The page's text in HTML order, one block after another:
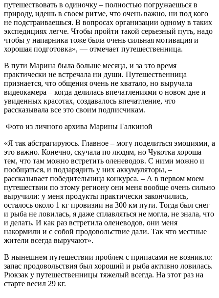
путешествовать в одиночку – полностью погружаешься в
природу, идешь в своем ритме, что очень важно, ни под кого
не подстраиваешься. В вопросах организации одному в таких
экспедициях легче. Чтобы пройти такой серьезный путь, надо
чтобы у напарника тоже была очень сильная мотивация и
хорошая подготовка», — отмечает путешественница.
В пути Марина была больше месяца, и за это время
практически не встречала ни души. Путешественница
признается, что общения очень не хватало, но выручала
видеокамера – когда делилась впечатлениями о новом дне и
увиденных красотах, создавалось впечатление, что
рассказывала все это своим подписчикам.
Фото из личного архива Марины Галкиной
«Я так абстрагируюсь. Главное – могу поделиться эмоциями, а
это важно. Конечно, скучала по людям, но Чукотка хороша
тем, что там можно встретить оленеводов. С ними можно и
пообщаться, и подзарядить у них аккумуляторы, –
рассказывает победительница конкурса. – А в первом моем
путешествии по этому региону они меня вообще очень сильно
выручили: у меня продукты практически закончились,
осталось около 1 кг провизии на 300 км пути. Тогда был снег
и рыба не ловилась, я даже сплавляться не могла, не знала, что
и делать. И как раз встретила оленеводов, они меня
накормили и с собой продовольствие дали. Так что местные
жители всегда выручают».
В нынешнем путешествии проблем с припасами не возникло:
запас продовольствия был хороший и рыба активно ловилась.
Рюкзак у путешественницы тяжелый всегда. На этот раз на
старте весил 29 кг.